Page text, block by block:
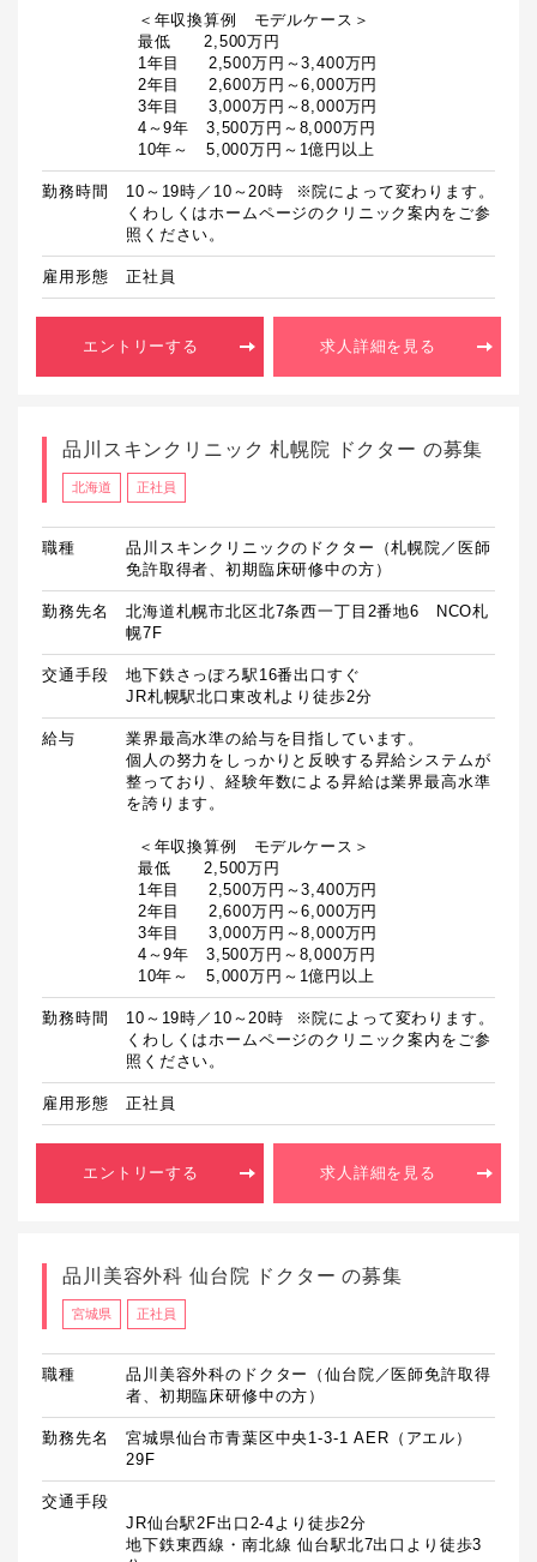
  10年～　5,000万円～1億円以上
勤務時間
10～19時／10～20時  ※院によって変わります。
くわしくはホームページのクリニック案内をご参
照ください。
雇用形態 正社員
エントリーする 求人詳細を見る
品川スキンクリニック 札幌院 ドクター の募集
北海道 正社員
職種
品川スキンクリニックのドクター（札幌院／医師
免許取得者、初期臨床研修中の方）
勤務先名
北海道札幌市北区北7条西一丁目2番地6 NCO札
幌7F
交通手段
地下鉄さっぽろ駅16番出口すぐ
JR札幌駅北口東改札より徒歩2分
給与
業界最高水準の給与を目指しています。
個人の努力をしっかりと反映する昇給システムが
整っており、経験年数による昇給は業界最高水準
を誇ります。
  10年～　5,000万円～1億円以上
勤務時間
10～19時／10～20時  ※院によって変わります。
くわしくはホームページのクリニック案内をご参
照ください。
雇用形態 正社員
エントリーする 求人詳細を見る
品川美容外科 仙台院 ドクター の募集
宮城県 正社員
職種
品川美容外科のドクター（仙台院／医師免許取得
者、初期臨床研修中の方）
勤務先名
宮城県仙台市青葉区中央1-3-1 AER（アエル）
29F
交通手段
JR仙台駅2F出口2-4より徒歩2分
地下鉄東西線・南北線 仙台駅北7出口より徒歩3